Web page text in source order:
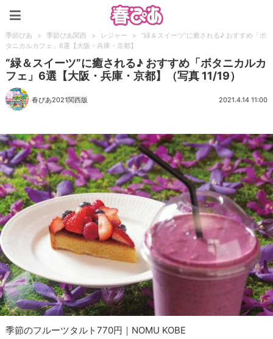
季節ぴあ > 季節ぴあ関西 > レジャー >
“緑＆スイーツ”に癒される♪ おすすめ「ボ
タニカルカフェ」6選【大阪・兵庫・京都】
“緑＆スイーツ”に癒される♪ おすすめ「ボタニカルカ
フェ」6選【大阪・兵庫・京都】（写真 11/19）
春ぴあ2021関西版 2021.4.14 11:00
季節のフルーツタルト770円｜NOMU KOBE